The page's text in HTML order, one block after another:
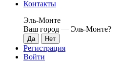
Контакты
Эль-Монте
Ваш город — Эль-Монте?
Регистрация
Войти